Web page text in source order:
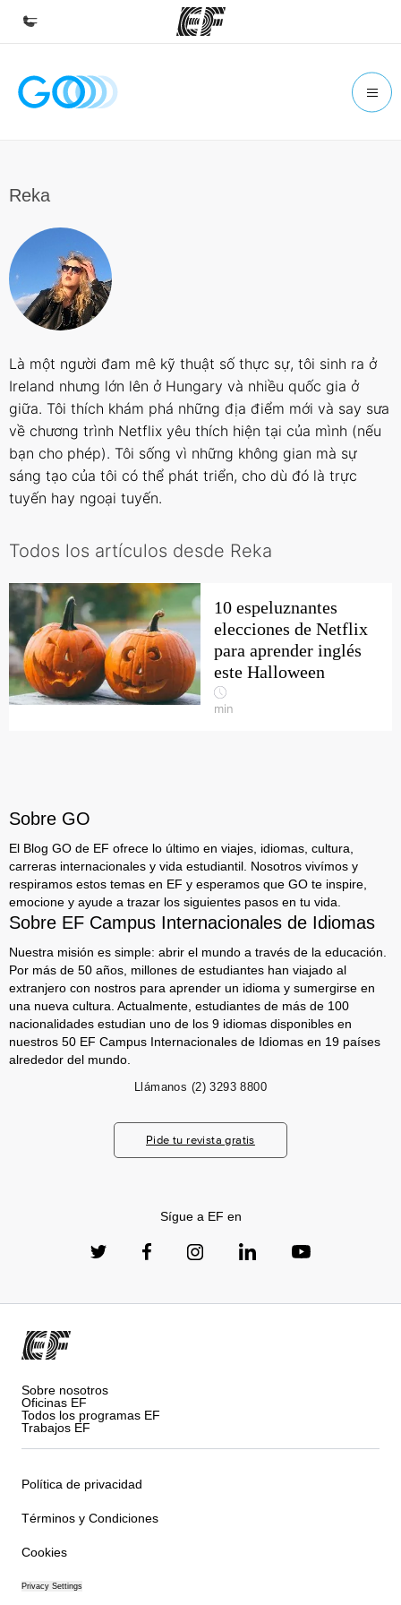
Inicio
Encuentra una oficina
Sobre nosotros
Quiénes somos
Únete al equipo
Reka
Là một người đam mê kỹ thuật số thực sự, tôi sinh ra ở
Ireland nhưng lớn lên ở Hungary và nhiều quốc gia ở
giữa. Tôi thích khám phá những địa điểm mới và say sưa
về chương trình Netflix yêu thích hiện tại của mình (nếu
bạn cho phép). Tôi sống vì những không gian mà sự
sáng tạo của tôi có thể phát triển, cho dù đó là trực
tuyến hay ngoại tuyến.
Todos los artículos desde Reka
10 espeluznantes
elecciones de Netflix
para aprender inglés
este Halloween
min
Sobre GO
El Blog GO de EF ofrece lo último en viajes, idiomas, cultura,
carreras internacionales y vida estudiantil. Nosotros vivímos y
respiramos estos temas en EF y esperamos que GO te inspire,
emocione y ayude a trazar los siguientes pasos en tu vida.
Sobre EF Campus Internacionales de Idiomas
Nuestra misión es simple: abrir el mundo a través de la educación.
Por más de 50 años, millones de estudiantes han viajado al
extranjero con nostros para aprender un idioma y sumergirse en
una nueva cultura. Actualmente, estudiantes de más de 100
nacionalidades estudian uno de los 9 idiomas disponibles en
nuestros 50 EF Campus Internacionales de Idiomas en 19 países
alrededor del mundo.
Llámanos (2) 3293 8800
Pide tu revista gratis
Sígue a EF en
Sobre nosotros
Oficinas EF
Todos los programas EF
Trabajos EF
Política de privacidad
Términos y Condiciones
Cookies
Privacy Settings